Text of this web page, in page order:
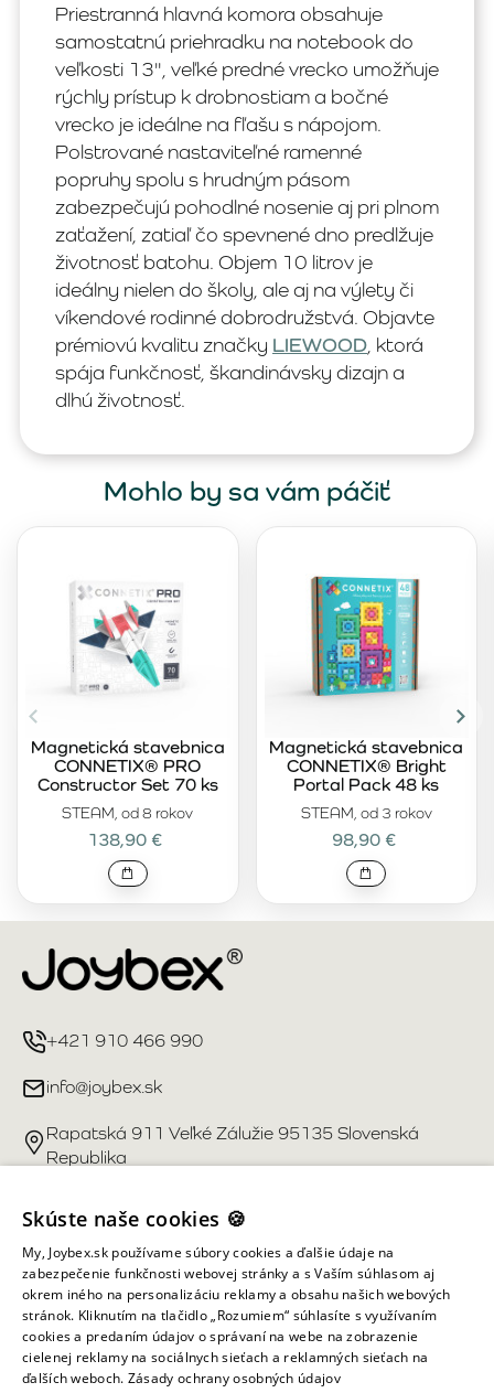
Priestranná hlavná komora obsahuje
samostatnú priehradku na notebook do
veľkosti 13", veľké predné vrecko umožňuje
rýchly prístup k drobnostiam a bočné
vrecko je ideálne na fľašu s nápojom.
Polstrované nastaviteľné ramenné
popruhy spolu s hrudným pásom
zabezpečujú pohodlné nosenie aj pri plnom
zaťažení, zatiaľ čo spevnené dno predlžuje
životnosť batohu. Objem 10 litrov je
ideálny nielen do školy, ale aj na výlety či
víkendové rodinné dobrodružstvá. Objavte
prémiovú kvalitu značky LIEWOOD , ktorá
spája funkčnosť, škandinávsky dizajn a
dlhú životnosť.
Mohlo by sa vám páčiť
STEAM, od 8 rokov
Magnetická stavebnica
CONNETIX® PRO
Constructor Set 70 ks
138,90 €
STEAM, od 3 rokov
Magnetická stavebnica
CONNETIX® Bright
Portal Pack 48 ks
98,90 €
+421 910 466 990
info@joybex.sk
Rapatská 911 Veľké Zálužie 95135 Slovenská
Republika
Užitočné odkazy
Účet
Informácie obchodu
Skúste naše cookies 🍪
My, Joybex.sk používame súbory cookies a ďalšie údaje na
zabezpečenie funkčnosti webovej stránky a s Vaším súhlasom aj
okrem iného na personalizáciu reklamy a obsahu našich webových
stránok. Kliknutím na tlačidlo „Rozumiem“ súhlasíte s využívaním
cookies a predaním údajov o správaní na webe na zobrazenie
cielenej reklamy na sociálnych sieťach a reklamných sieťach na
ďalších weboch. Zásady ochrany osobných údajov